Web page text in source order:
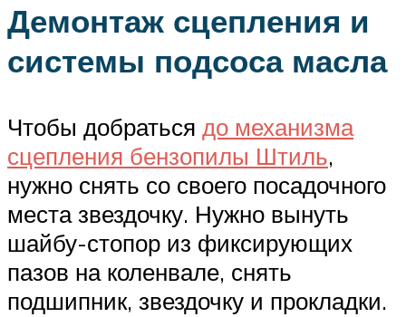
Демонтаж сцепления и
системы подсоса масла
Чтобы добраться до механизма
сцепления бензопилы Штиль,
нужно снять со своего посадочного
места звездочку. Нужно вынуть
шайбу-стопор из фиксирующих
пазов на коленвале, снять
подшипник, звездочку и прокладки.